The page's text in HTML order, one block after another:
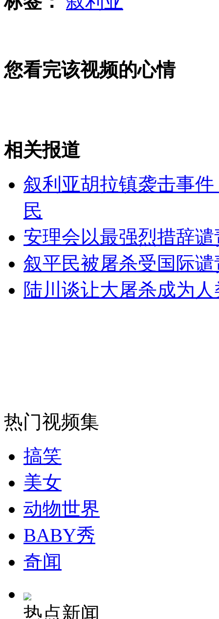
袖珍悟空桌上喝可乐照片曝红
韩拟向美购买3亿美元尖端武器
山西运城恶犬咬伤多人 警民合力深夜将其击毙
女孩北京地铁殴打老人 痛下狠手拳打脚踢
无痛分娩是否安全 医生回应
外交部：反对强权政治霸凌主义
外交部：有关国家言论片面不公正
纽约上演“枕头大战”
司机酒驾遇交警 急速倒车逃窜
您看完该视频的心情
相关报道
叙利亚胡拉镇袭击事
民
安理会以最强烈措辞
叙平民被屠杀受国际
陆川谈让大屠杀成为
热门视频集
搞笑
美女
动物世界
BABY秀
奇闻
热点新闻